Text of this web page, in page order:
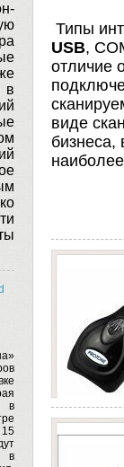
в
в
в
Типы
USB,
отличие
виде
бизнеса,